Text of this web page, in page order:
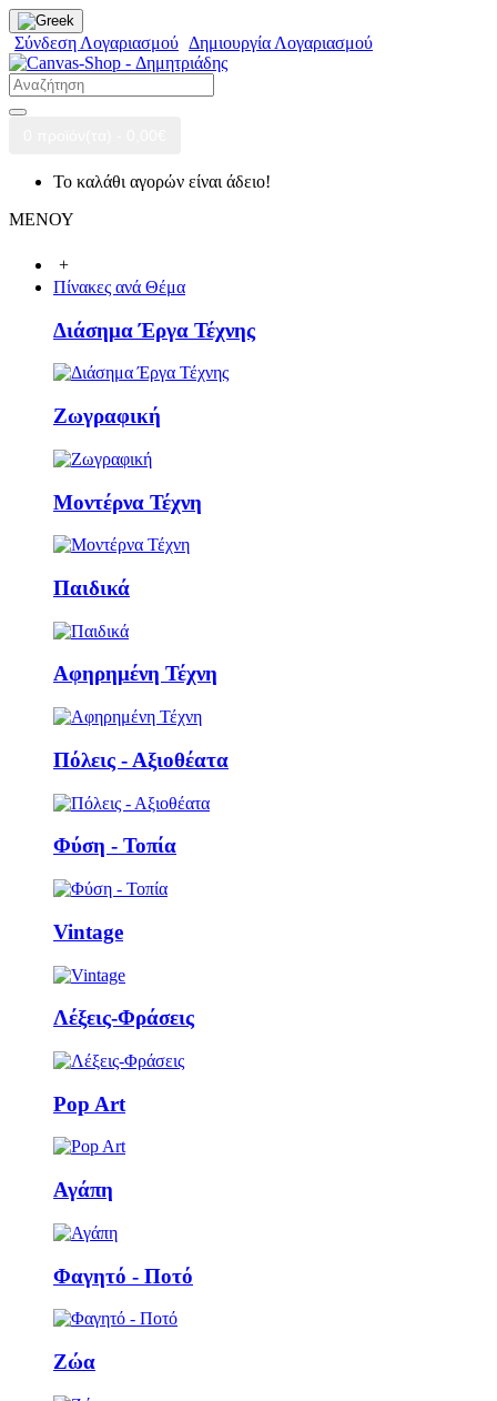
Σύνδεση Λογαριασμού Δημιουργία Λογαριασμού
Το καλάθι αγορών είναι άδειο!
ΜΕΝΟΥ
+
Πίνακες ανά Θέμα
Διάσημα Έργα Τέχνης
Ζωγραφική
Μοντέρνα Τέχνη
Παιδικά
Αφηρημένη Τέχνη
Πόλεις - Αξιοθέατα
Φύση - Τοπία
Vintage
Λέξεις-Φράσεις
Pop Art
Αγάπη
Φαγητό - Ποτό
Ζώα